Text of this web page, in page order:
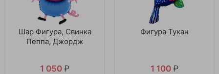
Шар Фигура, Свинка
Пеппа, Джордж
1 050 ₽
Фигура Тукан
1 100 ₽